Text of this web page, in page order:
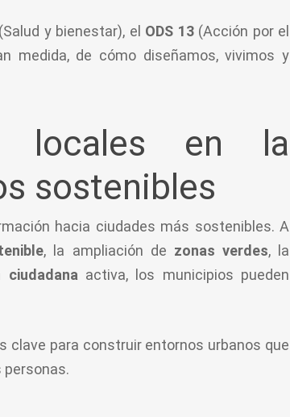
y bienestar), el ODS 13(Acción por el
medida, de cómo diseñamos, vivimos y
locales en la
sostenibles
hacia ciudades más sostenibles. A
, la ampliación de zonas verdes, la
ciudadana activa, los municipios pueden
clave para construir entornos urbanos que
personas.